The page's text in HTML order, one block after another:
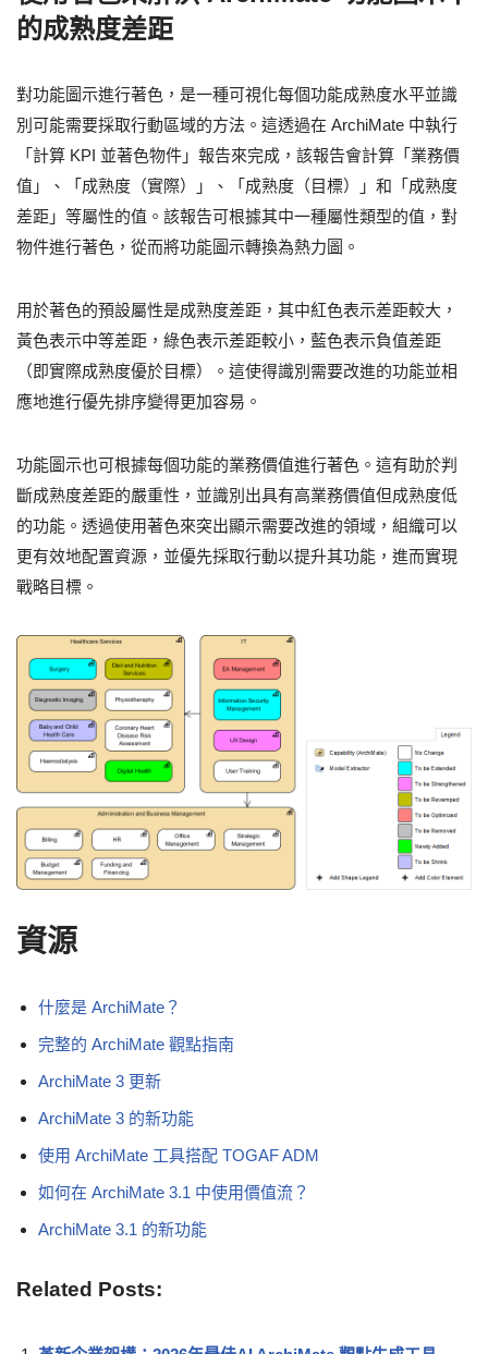
的成熟度差距
對功能圖示進行著色，是一種可視化每個功能成熟度水平並識
別可能需要採取行動區域的方法。這透過在 ArchiMate 中執行
「計算 KPI 並著色物件」報告來完成，該報告會計算「業務價
值」、「成熟度（實際）」、「成熟度（目標）」和「成熟度
差距」等屬性的值。該報告可根據其中一種屬性類型的值，對
物件進行著色，從而將功能圖示轉換為熱力圖。
用於著色的預設屬性是成熟度差距，其中紅色表示差距較大，
黃色表示中等差距，綠色表示差距較小，藍色表示負值差距
（即實際成熟度優於目標）。這使得識別需要改進的功能並相
應地進行優先排序變得更加容易。
功能圖示也可根據每個功能的業務價值進行著色。這有助於判
斷成熟度差距的嚴重性，並識別出具有高業務價值但成熟度低
的功能。透過使用著色來突出顯示需要改進的領域，組織可以
更有效地配置資源，並優先採取行動以提升其功能，進而實現
戰略目標。
資源
什麼是 ArchiMate？
完整的 ArchiMate 觀點指南
ArchiMate 3 更新
ArchiMate 3 的新功能
使用 ArchiMate 工具搭配 TOGAF ADM
如何在 ArchiMate 3.1 中使用價值流？
ArchiMate 3.1 的新功能
Related Posts: